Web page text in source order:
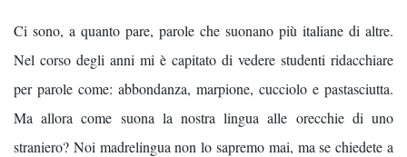
Ci sono, a quanto pare, parole che suonano più italiane di altre.
Nel corso degli anni mi è capitato di vedere studenti ridacchiare
per parole come: abbondanza, marpione, cucciolo e pastasciutta.
Ma allora come suona la nostra lingua alle orecchie di uno
straniero? Noi madrelingua non lo sapremo mai, ma se chiedete a